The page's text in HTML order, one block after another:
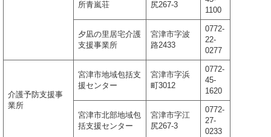
所青嵐荘
尻267-3
1100
夕凪の里居宅介護
支援事業所
宮津市字波
路2433
0772-
22-
0277
介護予防支援事
業所
宮津市地域包括支
援センター
宮津市字浜
町3012
0772-
45-
1620
宮津市北部地域包
括支援センター
宮津市字江
尻267-3
0772-
27-
0233